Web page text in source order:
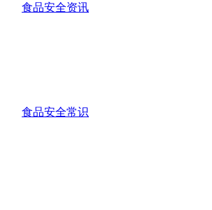
食品安全资讯
食品安全常识